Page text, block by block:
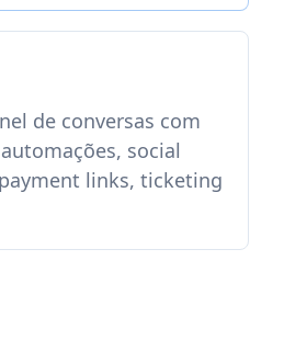
de conversas com
social
links, ticketing